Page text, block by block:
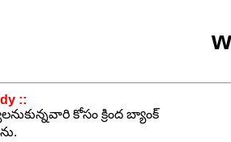
::
కోసం క్రింద బ్యాంక్